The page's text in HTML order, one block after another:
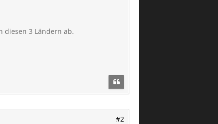
diesen 3 Ländern ab.
#2